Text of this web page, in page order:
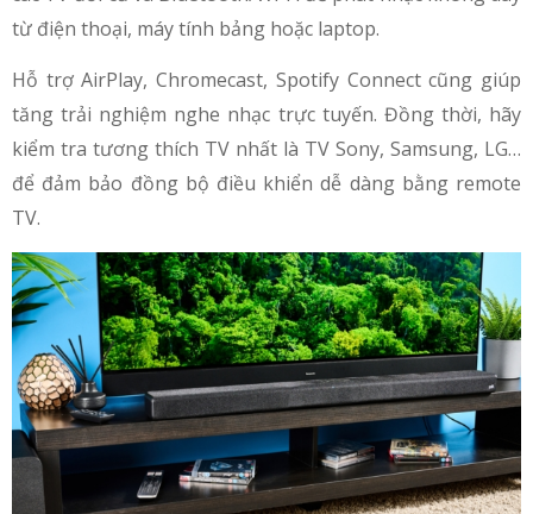
từ điện thoại, máy tính bảng hoặc laptop.
Hỗ trợ AirPlay, Chromecast, Spotify Connect cũng giúp
tăng trải nghiệm nghe nhạc trực tuyến. Đồng thời, hãy
kiểm tra tương thích TV nhất là TV Sony, Samsung, LG…
để đảm bảo đồng bộ điều khiển dễ dàng bằng remote
TV.